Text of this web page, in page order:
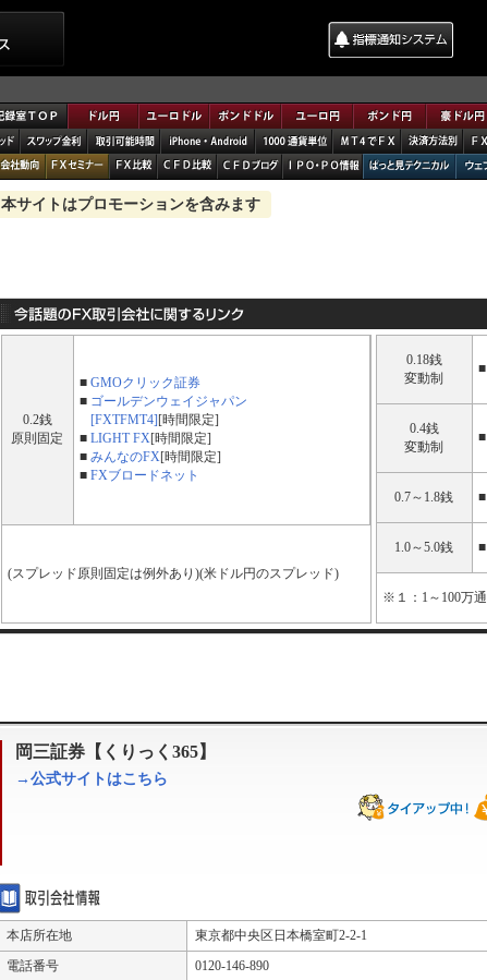
本サイトはプロモーションを含みます
0.2銭
原則固定
■ GMOクリック証券
■ ゴールデンウェイジャパン
[FXTFMT4][時間限定]
■ LIGHT FX[時間限定]
■ みんなのFX[時間限定]
■ FXブロードネット
(スプレッド原則固定は例外あり)(米ドル円のスプレッド)
0.18銭
変動制
■
0.4銭
変動制
■
0.7～1.8銭 ■
1.0～5.0銭 ■
※１：1～100万
岡三証券【くりっく365】
→公式サイトはこちら
本店所在地
東京都中央区日本橋室町2-2-1
電話番号
0120-146-890